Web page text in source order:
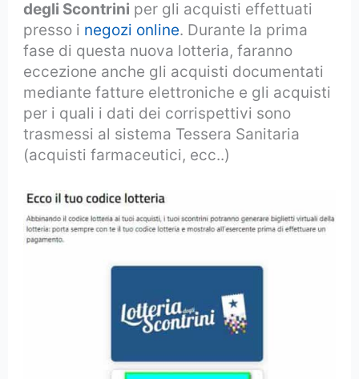
degli Scontrini per gli acquisti effettuati
presso i negozi online. Durante la prima
fase di questa nuova lotteria, faranno
eccezione anche gli acquisti documentati
mediante fatture elettroniche e gli acquisti
per i quali i dati dei corrispettivi sono
trasmessi al sistema Tessera Sanitaria
(acquisti farmaceutici, ecc..)